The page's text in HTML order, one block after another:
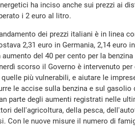
ha inciso anche sui prezzi ai
i 2 euro al litro.
dei prezzi italiani è in linea
2,31 euro in Germania, 2,14 euro
del 40 per cento per la
scorso il Governo è intervenuto
più vulnerabili, e aiutare le
le accise sulla benzina e sul gasolio
parte degli aumenti registrati nelle
dell'agricoltura, della pesca,
Con le nuove misure il numero di